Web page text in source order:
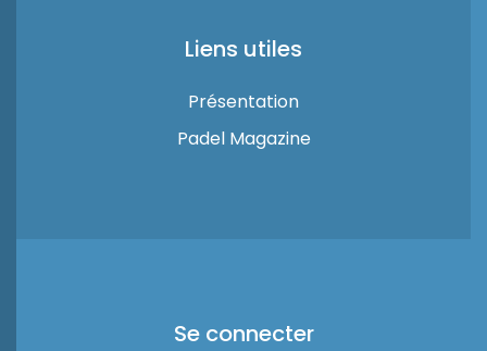
Liens utiles
Présentation
Padel Magazine
Se connecter